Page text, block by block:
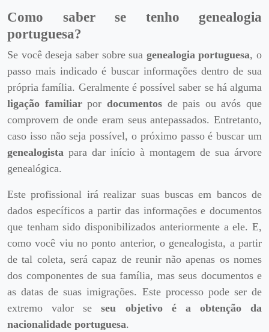
Como saber se tenho genealogia
portuguesa?
Se você deseja saber sobre sua genealogia portuguesa, o
passo mais indicado é buscar informações dentro de sua
própria família. Geralmente é possível saber se há alguma
ligação familiarpor documentos de pais ou avós que
comprovem de onde eram seus antepassados. Entretanto,
caso isso não seja possível, o próximo passo é buscar um
genealogista para dar início à montagem de sua árvore
genealógica.
Este profissional irá realizar suas buscas em bancos de
dados específicos a partir das informações e documentos
que tenham sido disponibilizados anteriormente a ele. E,
como você viu no ponto anterior, o genealogista, a partir
de tal coleta, será capaz de reunir não apenas os nomes
dos componentes de sua família, mas seus documentos e
as datas de suas imigrações. Este processo pode ser de
extremo valor seseu objetivo é a obtenção da
nacionalidade portuguesa.